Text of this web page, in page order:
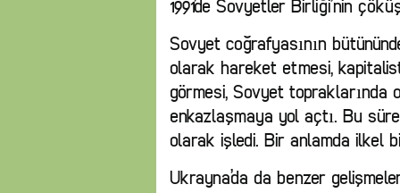
1991’de Sovyetler Birliği’nin
Sovyet coğrafyasının
olarak hareket etmesi,
görmesi, Sovyet
enkazlaşmaya yol açtı. Bu
olarak işledi. Bir anlamda ilkel
Ukrayna’da da benzer